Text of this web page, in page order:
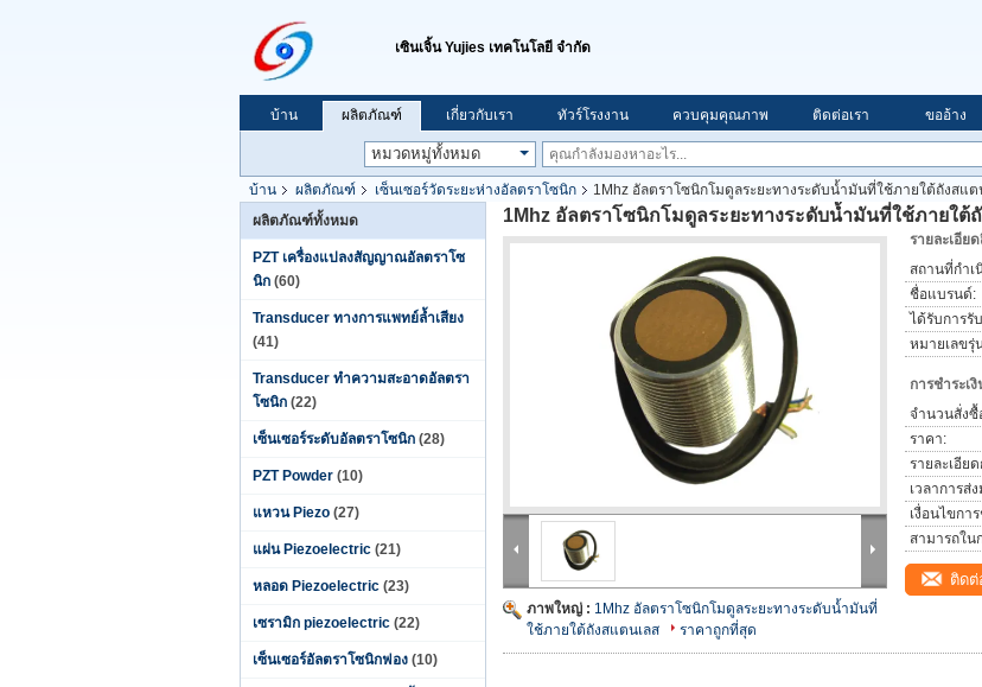
เซินเจิ้น Yujies เทคโนโลยี จำกัด
บ้าน ผลิตภัณฑ์ เกี่ยวกับเรา ทัวร์โรงงาน ควบคุมคุณภาพ ติดต่อเรา ขออ้าง
บ้าน ผลิตภัณฑ์ เซ็นเซอร์วัดระยะห่างอัลตราโซนิก
1Mhz อัลตราโซนิกโมดูลระยะทางระดับน้ำมันที่ใช้ภายใต้ถังสแต
ผลิตภัณฑ์ทั้งหมด
PZT เครื่องแปลงสัญญาณอัลตราโซ
นิก (60)
Transducer ทางการแพทย์ล้ำเสียง
(41)
Transducer ทำความสะอาดอัลตรา
โซนิก (22)
เซ็นเซอร์ระดับอัลตราโซนิก (28)
PZT Powder (10)
แหวน Piezo (27)
แผ่น Piezoelectric (21)
หลอด Piezoelectric (23)
เซรามิก piezoelectric (22)
เซ็นเซอร์อัลตราโซนิกฟอง (10)
1Mhz อัลตราโซนิกโมดูลระยะทางระดับน้ำมันที่ใช้ภายใต้
ภาพใหญ่ : 1Mhz อัลตราโซนิกโมดูลระยะทางระดับน้ำมันที่
ใช้ภายใต้ถังสแตนเลส
ราคาถูกที่สุด
รายละเอีย
สถานที่กำเ
ชื่อแบรนด์:
ได้รับการรั
หมายเลขรุ่
การชำระเงิ
จำนวนสั่ง
ราคา:
รายละเอีย
เวลาการส่
เงื่อนไขกา
สามารถใน
ติดต่